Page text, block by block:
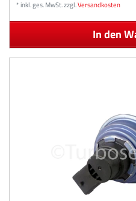
*inkl. ges. MwSt.zzgl.Versandkosten
In den